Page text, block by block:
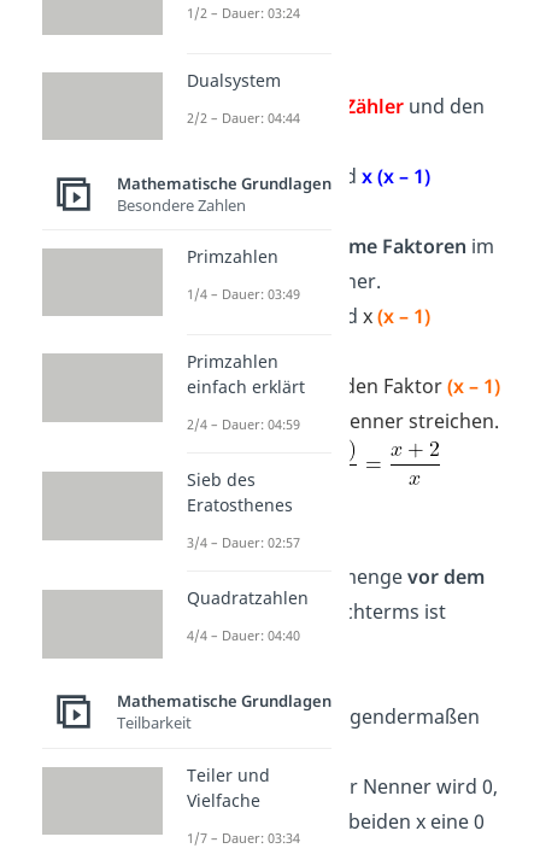
Zähler und den
(x – 1) (x + 2)und x (x – 1)
Finde gemeinsame Faktoren im
Zähler und Nenner.
und x(x – 1)
Nun kannst du den Faktor(x – 1)
im Zähler und Nenner streichen.
Die Definitionsmengevordem
KürzendesBruchterms ist
D =
Sie setzt sich folgendermaßen
x (x–1) = 0 | Der Nenner wird 0,
wenn eines der beiden x eine 0
1/2 – Dauer: 03:24
Dualsystem
2/2 – Dauer: 04:44
Mathematische Grundlagen
Besondere Zahlen
Primzahlen
1/4 – Dauer: 03:49
Primzahlen
einfach erklärt
2/4 – Dauer: 04:59
Sieb des
Eratosthenes
3/4 – Dauer: 02:57
Quadratzahlen
4/4 – Dauer: 04:40
Mathematische Grundlagen
Teilbarkeit
Teiler und
Vielfache
1/7 – Dauer: 03:34